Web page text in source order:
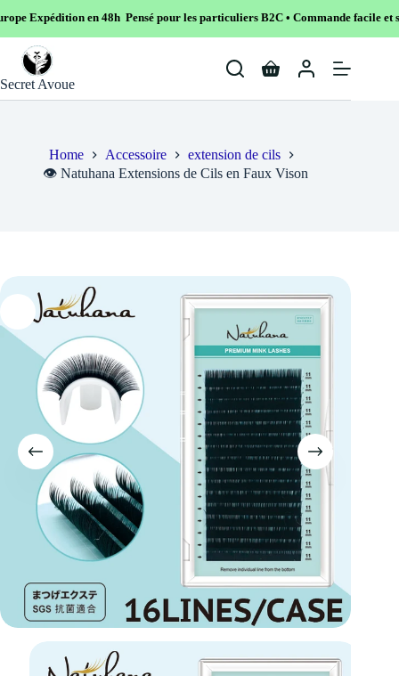
en 48h Pensé pour les particuliers B2C • Commande facile et sécurisé
content
Secret Avoue
Shopping
Home Accessoire
extension de cils
👁️ Natuhana Extensions de Cils en Faux Vison